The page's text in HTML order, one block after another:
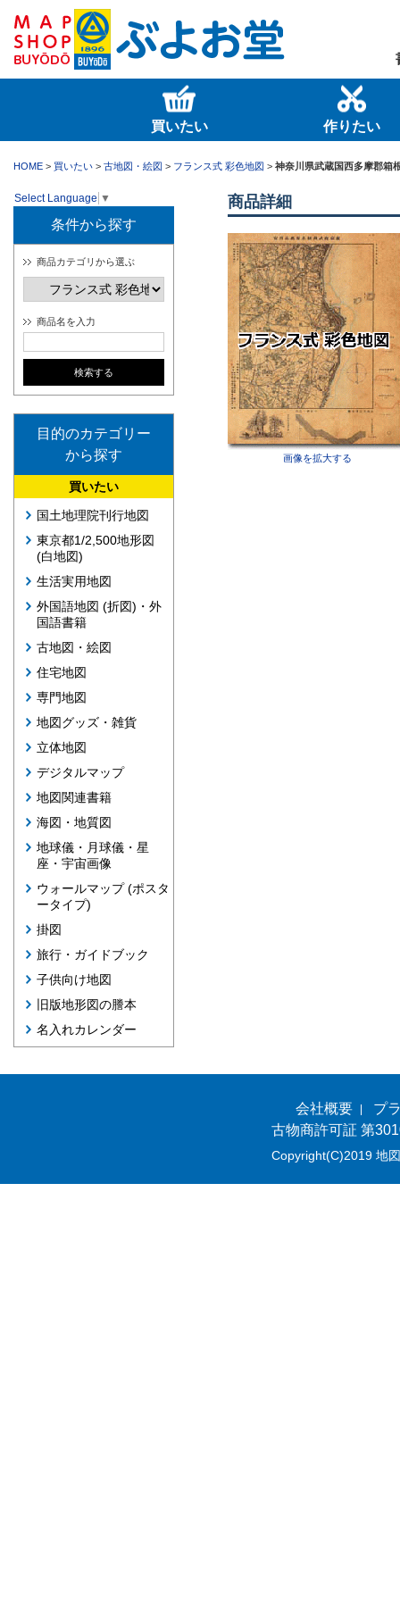
買いたい 作りたい
HOME > 買いたい > 古地図・絵図 > フランス式 彩色地図 > 神奈川県武蔵国西多摩郡箱
Select Language ▼
条件から探す
商品カテゴリから選ぶ
商品名を入力
目的のカテゴリー
から探す
買いたい
国土地理院刊行地図
東京都1/2,500地形図
(白地図)
生活実用地図
外国語地図 (折図)・外
国語書籍
古地図・絵図
住宅地図
専門地図
地図グッズ・雑貨
立体地図
デジタルマップ
地図関連書籍
海図・地質図
地球儀・月球儀・星
座・宇宙画像
ウォールマップ (ポスタ
ータイプ)
掛図
旅行・ガイドブック
子供向け地図
旧版地形図の謄本
名入れカレンダー
商品詳細
画像を拡大する
会社概要
プ
古物商許可証 第
Copyright(C)2019 地